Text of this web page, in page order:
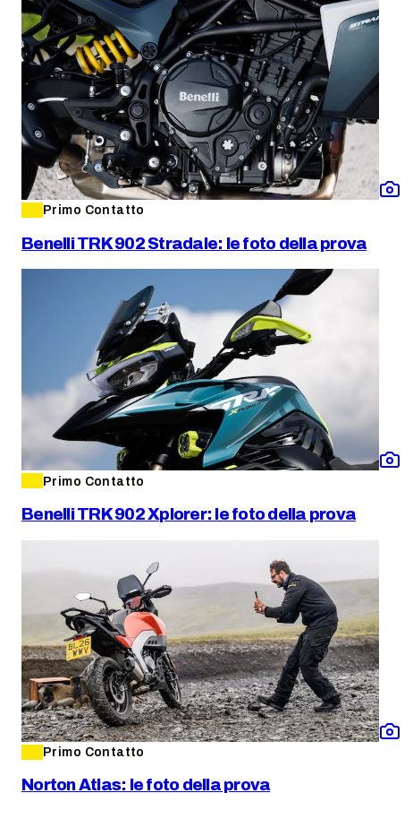
Primo Contatto
Benelli TRK 902 Stradale: le foto della prova
Primo Contatto
Benelli TRK 902 Xplorer: le foto della prova
Primo Contatto
Norton Atlas: le foto della prova